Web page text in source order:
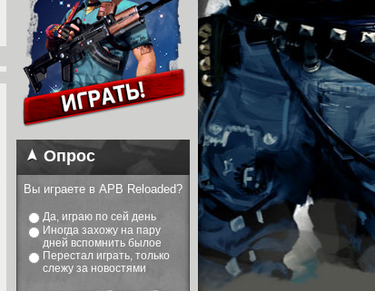
Опрос
Вы играете в APB Reloaded?
Да, играю по сей день
Иногда захожу на пару
дней вспомнить былое
Перестал играть, только
слежу за новостями